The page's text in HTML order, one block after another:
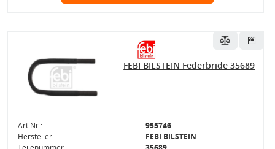
FEBI BILSTEIN Federbride 35689
Art.Nr.:
955746
Hersteller:
FEBI BILSTEIN